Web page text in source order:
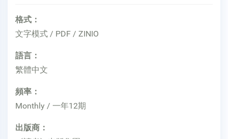
格式：
文字模式 / PDF / ZINIO
語言：
繁體中文
頻率：
Monthly / 一年12期
出版商：